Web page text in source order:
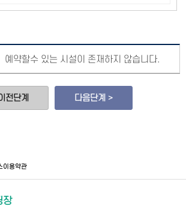
예약할수 있는 시설이 존재하지 않습니다.
전단계 다음단계 >
이용약관
장